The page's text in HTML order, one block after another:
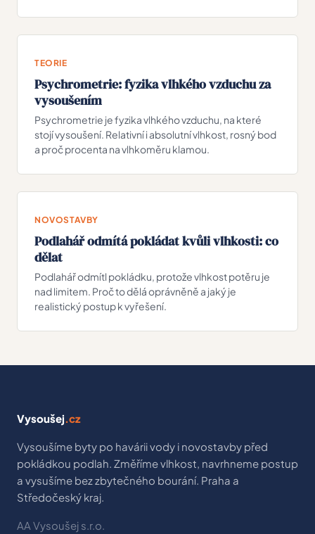
TEORIE
Psychrometrie: fyzika vlhkého vzduchu za
vysoušením
Psychrometrie je fyzika vlhkého vzduchu, na které
stojí vysoušení. Relativní i absolutní vlhkost, rosný bod
a proč procenta na vlhkoměru klamou.
NOVOSTAVBY
Podlahář odmítá pokládat kvůli vlhkosti: co
dělat
Podlahář odmítl pokládku, protože vlhkost potěru je
nad limitem. Proč to dělá oprávněně a jaký je
realistický postup k vyřešení.
Vysoušej.cz
Vysoušíme byty po havárii vody i novostavby před
pokládkou podlah. Změříme vlhkost, navrhneme postup
a vysušíme bez zbytečného bourání. Praha a
Středočeský kraj.
AA Vysoušej s.r.o.